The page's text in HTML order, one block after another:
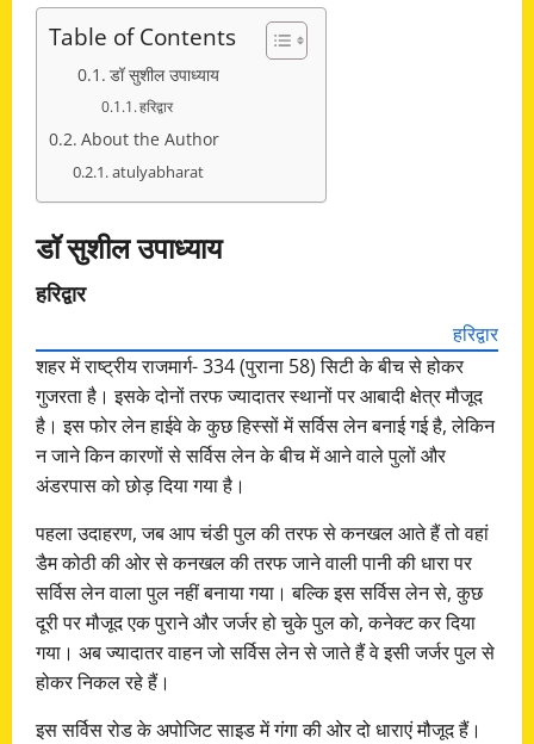
Table of Contents
डॉ सुशील उपाध्याय
हरिद्वार
About the Author
atulyabharat
डॉ सुशील उपाध्याय
हरिद्वार
हरिद्वार
शहर में राष्ट्रीय राजमार्ग- 334 (पुराना 58) सिटी के बीच से होकर
गुजरता है। इसके दोनों तरफ ज्यादातर स्थानों पर आबादी क्षेत्र मौजूद
है। इस फोर लेन हाईवे के कुछ हिस्सों में सर्विस लेन बनाई गई है, लेकिन
न जाने किन कारणों से सर्विस लेन के बीच में आने वाले पुलों और
अंडरपास को छोड़ दिया गया है।
पहला उदाहरण, जब आप चंडी पुल की तरफ से कनखल आते हैं तो वहां
डैम कोठी की ओर से कनखल की तरफ जाने वाली पानी की धारा पर
सर्विस लेन वाला पुल नहीं बनाया गया। बल्कि इस सर्विस लेन से, कुछ
दूरी पर मौजूद एक पुराने और जर्जर हो चुके पुल को, कनेक्ट कर दिया
गया। अब ज्यादातर वाहन जो सर्विस लेन से जाते हैं वे इसी जर्जर पुल से
होकर निकल रहे हैं।
इस सर्विस रोड के अपोजिट साइड में गंगा की ओर दो धाराएं मौजूद हैं।